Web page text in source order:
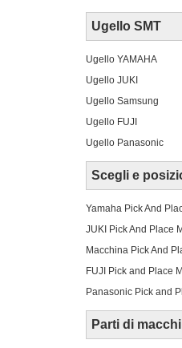
Ugello SMT
Ugello YAMAHA
Ugello JUKI
Ugello Samsung
Ugello FUJI
Ugello Panasonic
Scegli e
Yamaha Pick And
JUKI Pick And Place
Macchina Pick And
FUJI Pick and Place
Panasonic Pick and
Parti di